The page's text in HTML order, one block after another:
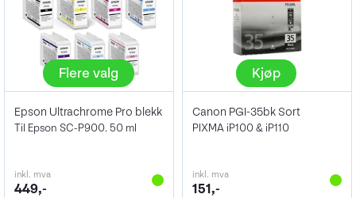
Flere valg
Epson Ultrachrome Pro blekk
Til Epson SC-P900. 50 ml
inkl. mva
449,-
Kjøp
Canon PGI-35bk Sort
PIXMA iP100 & iP110
inkl. mva
151,-